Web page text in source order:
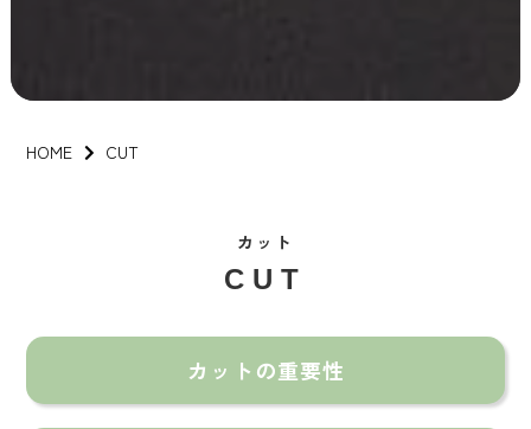
HOME CUT
カット
CUT
カットの重要性